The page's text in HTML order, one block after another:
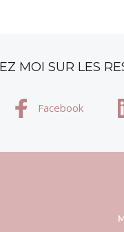
MOI SUR LES
Facebook